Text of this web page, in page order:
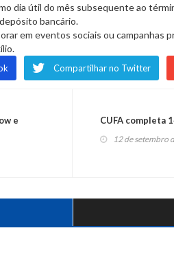
dia útil do mês subsequente ao
bancário.
em eventos sociais ou campanhas
Compartilhar no Twitter
e
CUFA completa
12 de setembro